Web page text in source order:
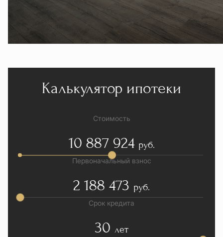
Калькулятор ипотеки
Стоимость
10 887 924 руб.
Первоначальный взнос
2 188 473 руб.
Срок кредита
30 лет